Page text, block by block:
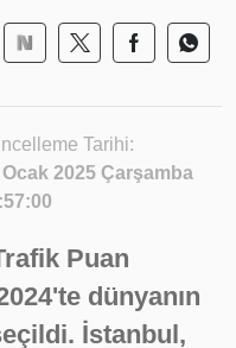
Tarihi:
2025 Çarşamba
Puan
dünyanın
İstanbul,